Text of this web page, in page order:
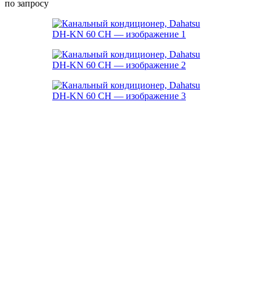
по запросу